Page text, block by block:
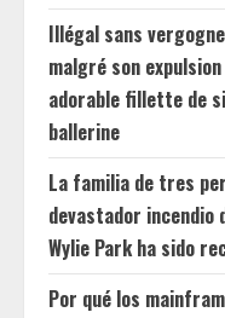
Illégal sans
malgré son
adorable fillette de
ballerine
La familia de tres
devastador incendio
Wylie Park ha sido
Por qué los